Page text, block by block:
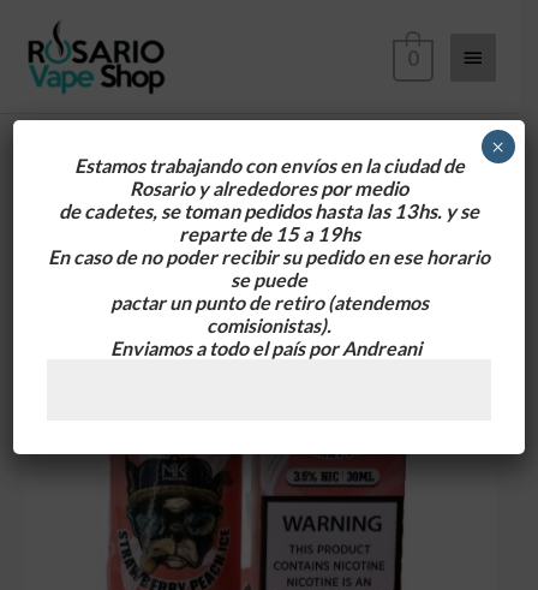
contenido
0
Estamos trabajando con envíos en la ciudad de
Rosario y alrededorespor medio
de cadetes, se toman pedidos hasta las 13hs. y se
reparte de 15 a 19hs
En caso de no poder recibir su pedido en ese horario
se puede
pactar un punto de retiro(atendemos
comisionistas).
Enviamos a todo el país por Andreani
×